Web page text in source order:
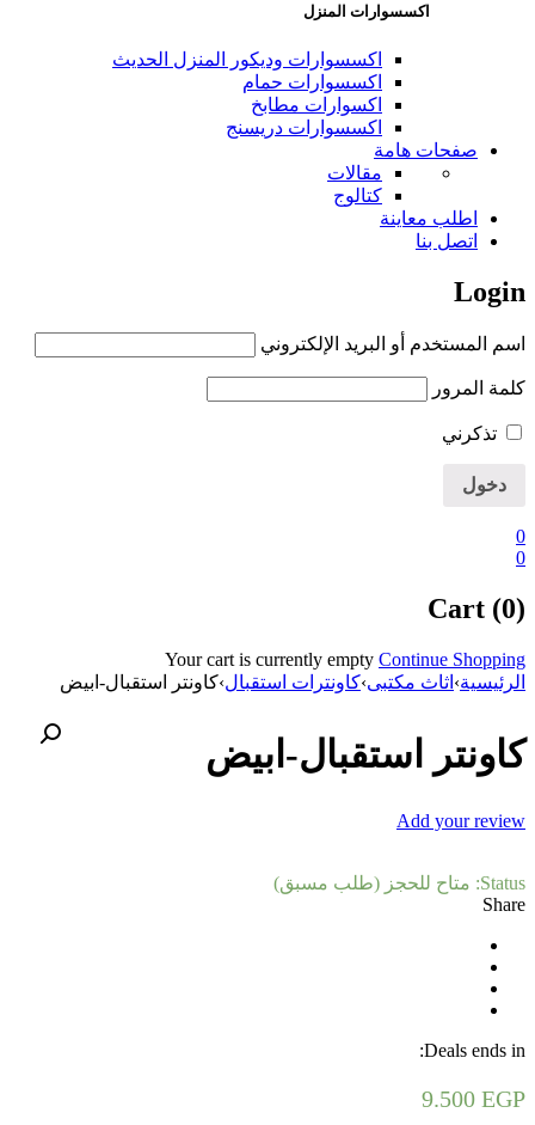
اكسسوارات المنزل
اكسسوارات وديكور المنزل الحديث
اكسسوارات حمام
اكسوارات مطابخ
اكسسوارات دريسنج
صفحات هامة
مقالات
كتالوج
اطلب معاينة
اتصل بنا
Login
اسم المستخدم أو البريد الإلكتروني
كلمة المرور
تذكرني
0
0
Cart (0)
Your cart is currently empty Continue Shopping
الرئيسية› اثاث مكتبى›كاونترات استقبال›كاونتر استقبال-ابيض
كاونتر استقبال-ابيض
Add your review
Status: متاح للحجز (طلب مسبق)
Share
Deals ends in:
9.500 EGP